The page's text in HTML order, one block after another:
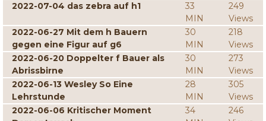
2022-07-04 das zebra auf h1
33
MIN
249
Views
2022-06-27 Mit dem h Bauern
gegen eine Figur auf g6
30
MIN
218
Views
2022-06-20 Doppelter f Bauer als
Abrissbirne
30
MIN
273
Views
2022-06-13 Wesley So Eine
Lehrstunde
28
MIN
305
Views
2022-06-06 Kritischer Moment
34
246